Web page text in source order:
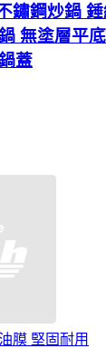
鏽鋼炒鍋
無塗層平
蓋
膜 堅固耐用